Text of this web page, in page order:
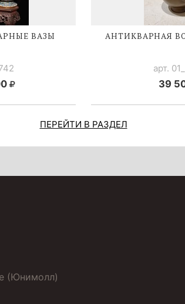
ВАЗЫ АНТИКВАРНАЯ
арт.
39
ПЕРЕЙТИ В РАЗДЕЛ
(Юнимолл)